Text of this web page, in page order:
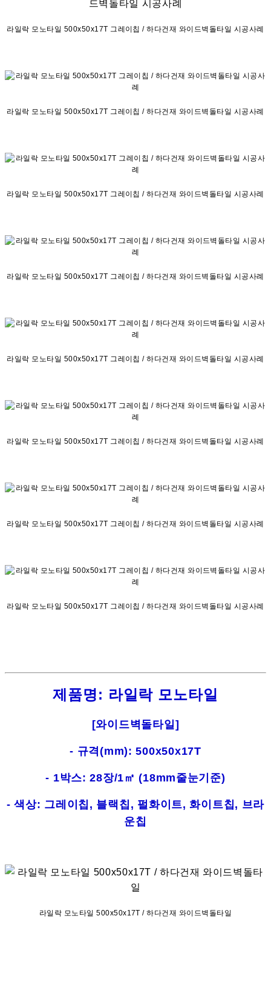
라일락 모노타일 500x50x17T 그레이칩 / 하다건재 와이드벽돌타일 시공사례
라일락 모노타일 500x50x17T 그레이칩 / 하다건재 와이드벽돌타일 시공사례
라일락 모노타일 500x50x17T 그레이칩 / 하다건재 와이드벽돌타일 시공사례
라일락 모노타일 500x50x17T 그레이칩 / 하다건재 와이드벽돌타일 시공사례
라일락 모노타일 500x50x17T 그레이칩 / 하다건재 와이드벽돌타일 시공사례
라일락 모노타일 500x50x17T 그레이칩 / 하다건재 와이드벽돌타일 시공사례
라일락 모노타일 500x50x17T 그레이칩 / 하다건재 와이드벽돌타일 시공사례
라일락 모노타일 500x50x17T 그레이칩 / 하다건재 와이드벽돌타일 시공사례
제품명: 라일락 모노타일
[와이드벽돌타일]
- 규격(mm): 500x50x17T
- 1박스: 28장/1㎡ (18mm줄눈기준)
- 색상: 그레이칩, 블랙칩, 펄화이트, 화이트칩, 브라
운칩
라일락 모노타일 500x50x17T / 하다건재 와이드벽돌타일